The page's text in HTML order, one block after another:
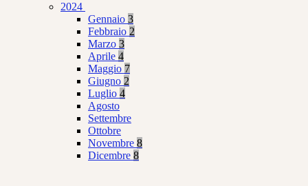
2024
Gennaio 3
Febbraio 2
Marzo 3
Aprile 4
Maggio 7
Giugno 2
Luglio 4
Agosto
Settembre
Ottobre
Novembre 8
Dicembre 8